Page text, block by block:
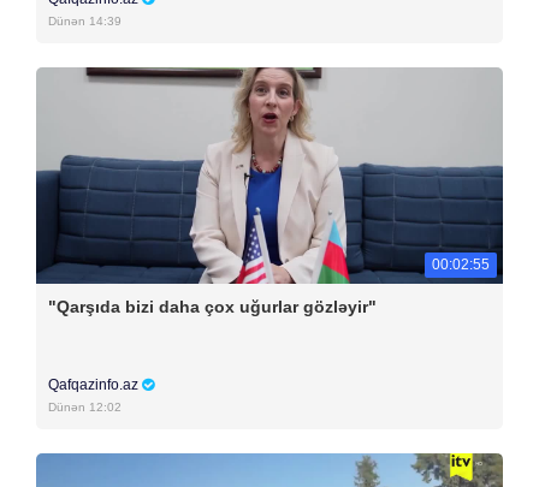
Dünən 14:39
00:02:55
"Qarşıda bizi daha çox uğurlar gözləyir"
Qafqazinfo.az
Dünən 12:02